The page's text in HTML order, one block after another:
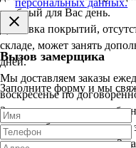
удобный для Вас день.
Доставка покрытий,
складе, может занять
дней.
Мы доставляем заказы
воскресенье по
Заказы, оплаченные по
перевод, банковская
доставляются в срок до 3
персональных данных.
Вызов замерщика
Заполните форму и мы